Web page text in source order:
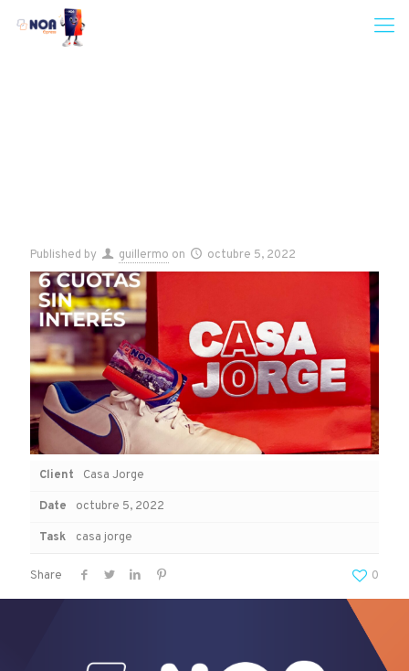
Published by guillermo on octubre 5, 2022
Client Casa Jorge
Date octubre 5, 2022
Task casa jorge
Share 0